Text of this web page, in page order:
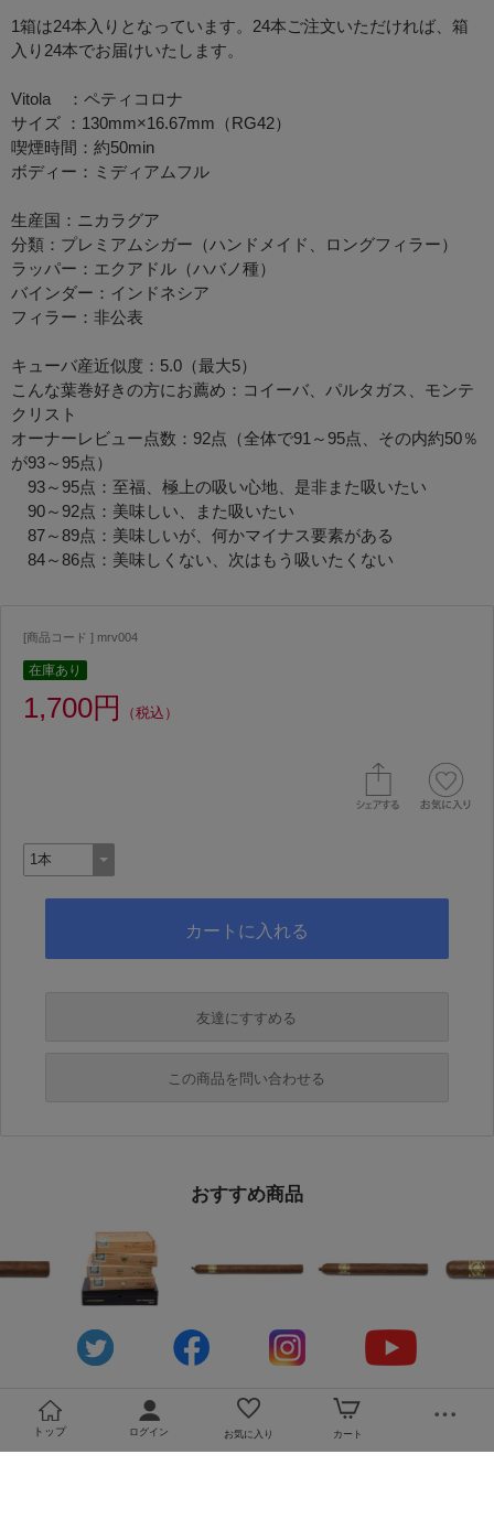
1箱は24本入りとなっています。24本ご注文いただければ、箱
入り24本でお届けいたします。
Vitola ：ペティコロナ
サイズ ：130mm×16.67mm（RG42）
喫煙時間：約50min
ボディー：ミディアムフル
生産国：ニカラグア
分類：プレミアムシガー（ハンドメイド、ロングフィラー）
ラッパー：エクアドル（ハバノ種）
バインダー：インドネシア
フィラー：非公表
キューバ産近似度：5.0（最大5）
こんな葉巻好きの方にお薦め：コイーバ、パルタガス、モンテ
クリスト
オーナーレビュー点数：92点（全体で91～95点、その内約50％
が93～95点）
93～95点：至福、極上の吸い心地、是非また吸いたい
90～92点：美味しい、また吸いたい
87～89点：美味しいが、何かマイナス要素がある
84～86点：美味しくない、次はもう吸いたくない
[商品コード ] mrv004
在庫あり
1,700円 （税込）
友達にすすめる
この商品を問い合わせる
おすすめ商品
トップ ログイン お気に入り カート